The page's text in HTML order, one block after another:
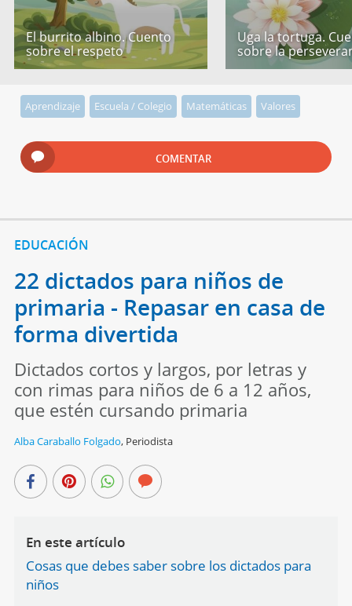
El burrito albino. Cuento
sobre el respeto
Uga la tortuga.
sobre la
Aprendizaje Escuela / Colegio Matemáticas Valores
COMENTAR
EDUCACIÓN
22 dictados para niños de
primaria - Repasar en casa de
forma divertida
Dictados cortos y largos, por letras y
con rimas para niños de 6 a 12 años,
que estén cursando primaria
Alba Caraballo Folgado, Periodista
En este artículo
Cosas que debes saber sobre los dictados para
niños